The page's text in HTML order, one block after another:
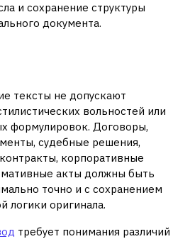
и сохранение структуры
документа.
тексты не допускают
вольностей или
формулировок. Договоры,
судебные решения,
корпоративные
акты должны быть
точно и с сохранением
логики оригинала.
требует понимания различий